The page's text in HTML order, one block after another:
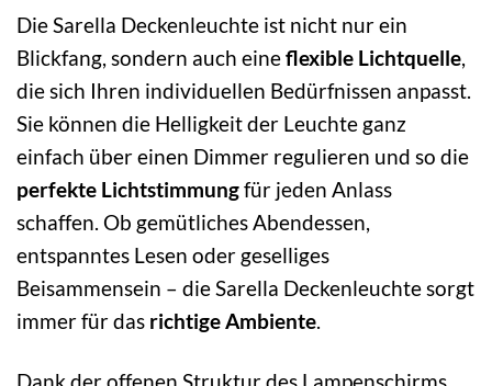
Die Sarella Deckenleuchte ist nicht nur ein
Blickfang, sondern auch eineflexible Lichtquelle,
die sich Ihren individuellen Bedürfnissen anpasst.
Sie können die Helligkeit der Leuchte ganz
einfach über einen Dimmer regulieren und so die
perfekte Lichtstimmungfür jeden Anlass
schaffen. Ob gemütliches Abendessen,
entspanntes Lesen oder geselliges
Beisammensein – die Sarella Deckenleuchte sorgt
immer für das richtige Ambiente.
Dank der offenen Struktur des Lampenschirms